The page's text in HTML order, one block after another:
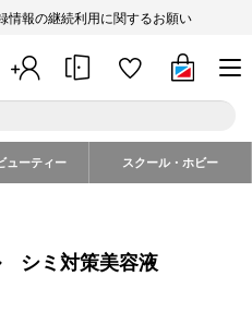
情報の継続利用に関するお願い
ューティー スクール・ホビー
シミ対策美容液